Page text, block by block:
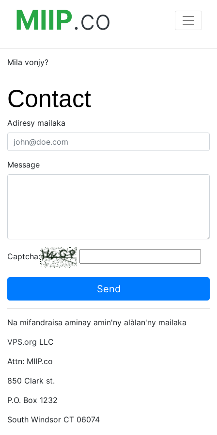
MIIP.co
Mila vonjy?
Contact
Adiresy mailaka
Message
Captcha:
Send
Na mifandraisa aminay amin'ny alàlan'ny mailaka
VPS.org LLC
Attn: MIIP.co
850 Clark st.
P.O. Box 1232
South Windsor CT 06074